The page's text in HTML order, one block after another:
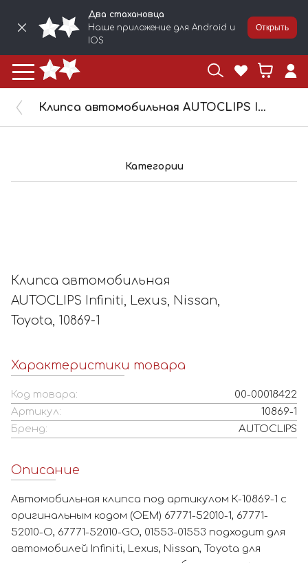
Два стахановца
Наше приложение для Android и
IOS
Открыть
Клипса автомобильная AUTOCLIPS Infiniti, Lexus, Nissan, Toyota, 10869-1
Категории
Клипса автомобильная
AUTOCLIPS Infiniti, Lexus, Nissan,
Toyota, 10869-1
Характеристики товара
Код товара:
00-00018422
Артикул:
10869-1
Бренд:
AUTOCLIPS
Описание
Автомобильная клипса под артикулом К-10869-1 с
оригинальным кодом (OEM) 67771-52010-1, 67771-
52010-O, 67771-52010-GO, 01553-01553 подходит для
автомобилей Infiniti, Lexus, Nissan, Toyota для